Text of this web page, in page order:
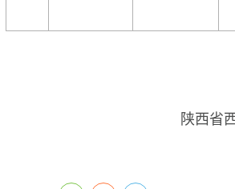
陕西省